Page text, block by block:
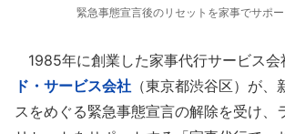
緊急事態宣言後のリセットを家事でサポー
1985年に創業した家事代行サービス会
ド・サービス会社 （東京都渋谷区）が
スをめぐる緊急事態宣言の解除を受け、